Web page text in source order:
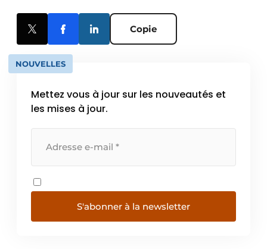
Copie
NOUVELLES
Mettez vous à jour sur les nouveautés et
les mises à jour.
S'abonner à la newsletter